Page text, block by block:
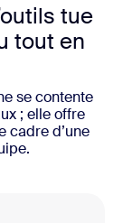
tue
tout en
se contente
; elle offre
cadre d’une